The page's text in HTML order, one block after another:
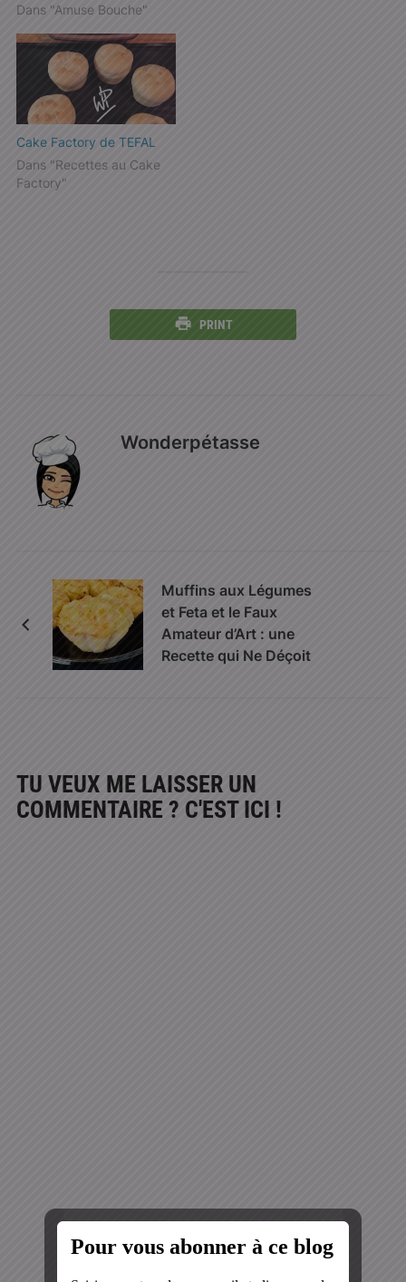
Dans "Amuse Bouche"
Cake Factory de TEFAL
Dans "Recettes au Cake
Factory"
PRINT
Wonderpétasse
Muffins aux Légumes
et Feta et le Faux
Amateur d’Art : une
Recette qui Ne Déçoit
TU VEUX ME LAISSER UN
COMMENTAIRE ? C'EST ICI !